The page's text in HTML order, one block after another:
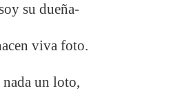
su dueña-
viva foto.
nada un loto,